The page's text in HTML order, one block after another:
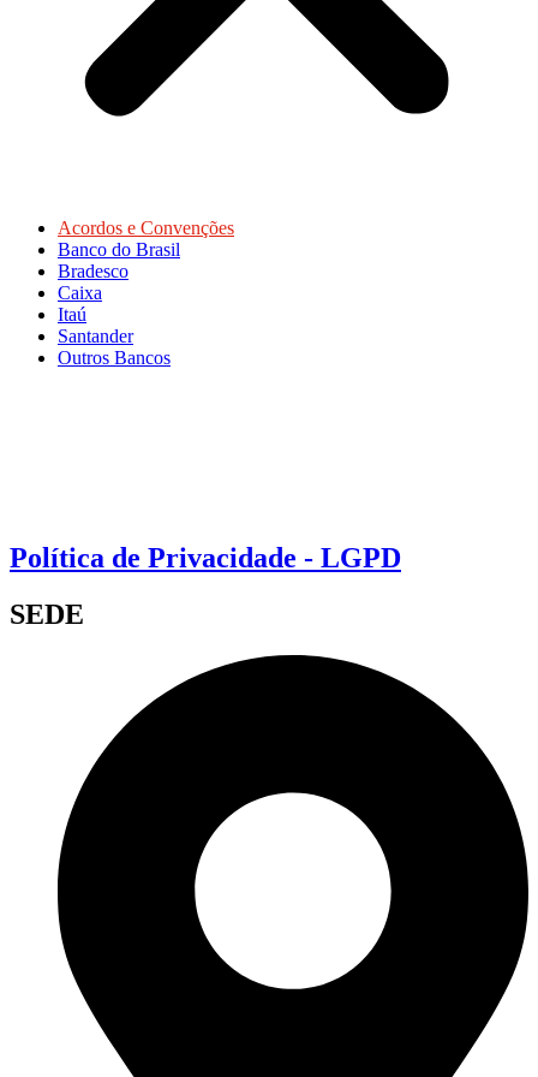
Acordos e Convenções
Banco do Brasil
Bradesco
Caixa
Itaú
Santander
Outros Bancos
Política de Privacidade - LGPD
SEDE